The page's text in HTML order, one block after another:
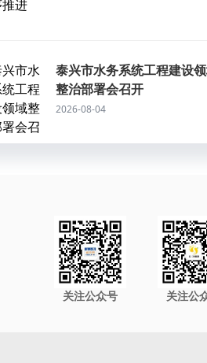
泰兴市水务系统工程建设
整治部署会召开
2026-08-04
关注公众号 关注公